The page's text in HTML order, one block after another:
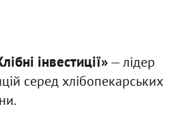
інвестиції»— лідер
серед хлібопекарських